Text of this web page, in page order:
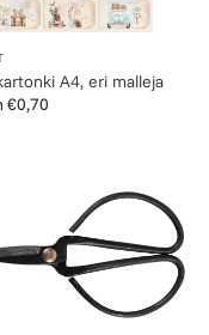
A4, eri malleja
€0,70